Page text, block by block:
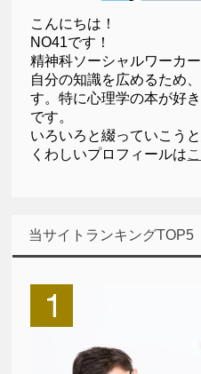
こんにちは！
NO41です！
精神科ソーシャルワーカ
自分の知識を広めるため
す。特に心理学の本が好
です。
いろいろと綴っていこうと
くわしいプロフィールは
当サイトランキングTOP5